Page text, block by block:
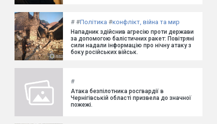
# #Політика #конфлікт, війна та мир
Нападник здійснив агресію проти держави
за допомогою балістичних ракет: Повітряні
сили надали інформацію про нічну атаку з
боку російських військ.
#
Атака безпілотника росгвардії в
Чернігівській області призвела до значної
пожежі.